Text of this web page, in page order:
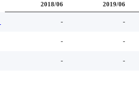
2018/06 2019/06
- -
- -
- -